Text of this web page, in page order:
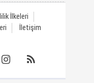
İlkeleri
İletişim